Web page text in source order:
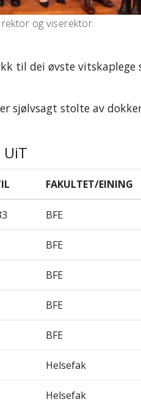
og viserektor.
til dei øvste
sjølvsagt stolte av
FAKULTET/EINING
BFE
BFE
BFE
BFE
BFE
Helsefak
Helsefak